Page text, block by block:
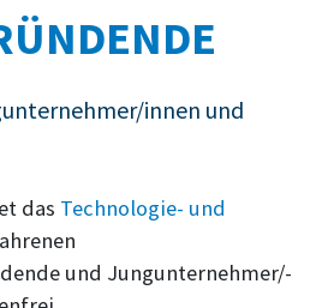
innen und
das Technologie- und
und Jungunternehmer/-